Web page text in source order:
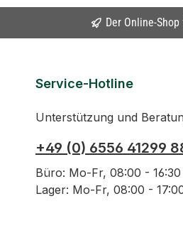
Der Online-
Service-Hotline
Unterstützung und
+49 (0) 6556 41299
Büro: Mo-Fr, 08:00 -
Lager: Mo-Fr, 08:00 -